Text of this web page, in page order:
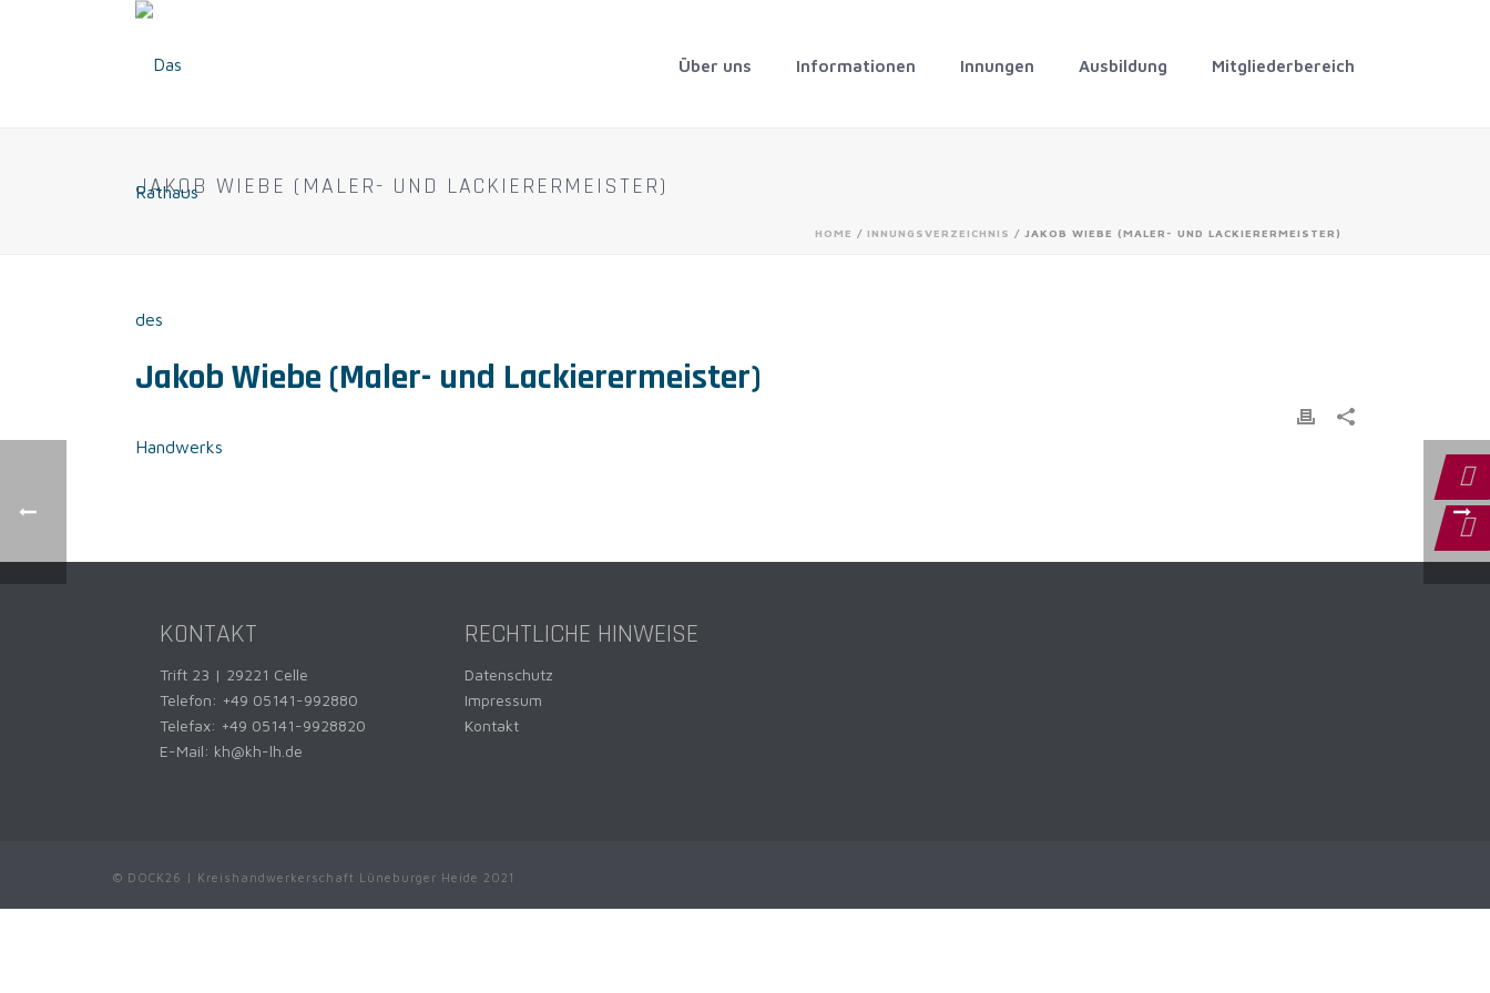
Über uns Informationen Innungen Ausbildung Mitgliederbereich
JAKOB WIEBE (MALER- UND LACKIERERMEISTER)
HOME / INNUNGSVERZEICHNIS / JAKOB WIEBE (MALER- UND LACKIERERMEISTER)
Jakob Wiebe (Maler- und Lackierermeister)
KONTAKT
Trift 23 | 29221 Celle
Telefon: +49 05141-992880
Telefax: +49 05141-9928820
E-Mail: kh@kh-lh.de
RECHTLICHE HINWEISE
Datenschutz
Impressum
Kontakt
© DOCK26 | Kreishandwerkerschaft Lüneburger Heide 2021